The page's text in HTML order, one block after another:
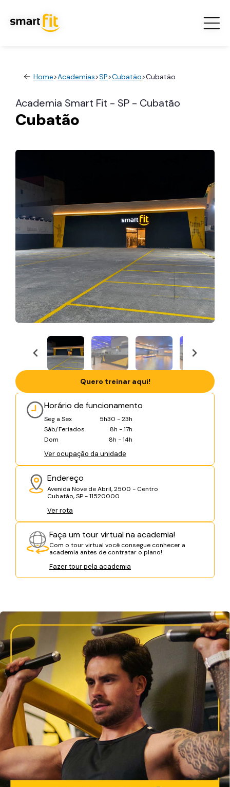
Home>Academias>SP>Cubatão>Cubatão
Academia Smart Fit - SP - Cubatão
Cubatão
Horário de funcionamento
Seg a Sex
5h30 - 23h
Sáb/Feriados
8h - 17h
Dom
8h - 14h
Ver ocupação da unidade
Endereço
Avenida Nove de Abril, 2500 - Centro
Cubatão, SP - 11520000
Ver rota
Faça um tour virtual na academia!
Com o tour virtual você consegue conhecer a
academia antes de contratar o plano!
Fazer tour pela academia
Quero treinar aqui!